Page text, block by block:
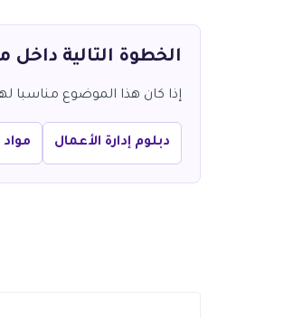
الخطوة التالية داخل
إذا كان هذا الموضوع مناسبا
دبلوم إدارة الأعمال مواد